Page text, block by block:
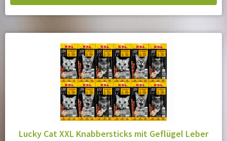
Lucky Cat XXL Knabbersticks mit Geflügel Leber